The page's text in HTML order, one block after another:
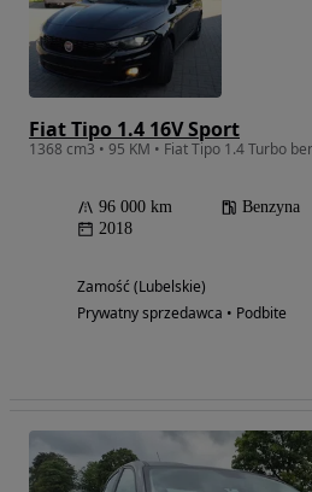
Fiat Tipo 1.4 16V Sport
1368 cm3 • 95 KM • Fiat Tipo 1.4 Turbo
96 000 km Benzyna
2018
Zamość (Lubelskie)
Prywatny sprzedawca • Podbite